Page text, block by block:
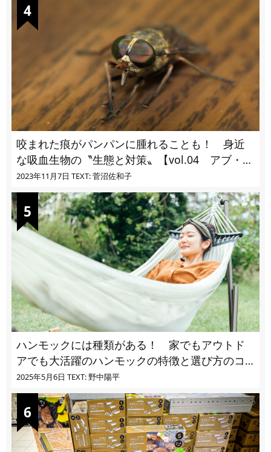
咬まれた痕がパンパンに腫れることも！ 身近
な吸血生物の〝生態と対策〟【vol.04 アブ・ブ
ユ・ヌカカ】
2023年11月7日 TEXT: 菅沼佐和子
ハンモックには種類がある！ 家でもアウトド
アでも大活躍のハンモックの特徴と選び方のコ
ツとは
2025年5月6日 TEXT: 野中陽平